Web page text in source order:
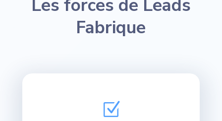
Les forces de Leads
Fabrique
Z